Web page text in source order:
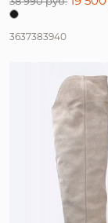
3637383940